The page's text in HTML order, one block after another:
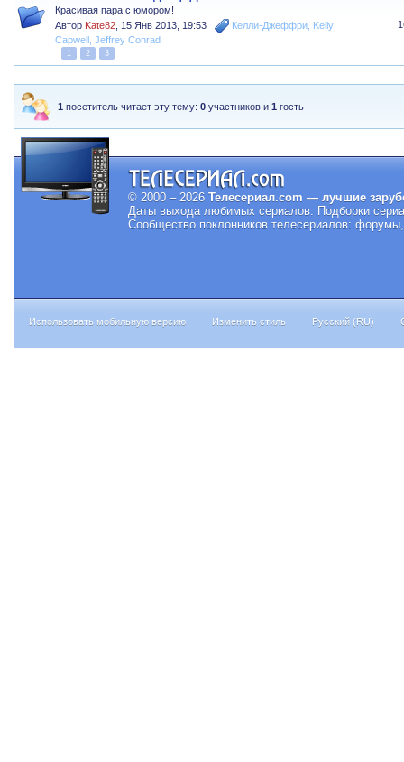
Красивая пара с юмором!
Автор Kate82 15 Янв 2013, 19:53 Келли-Джеффри Kelly
Capwell ,Jeffrey Conrad
1 2 3
1 посетитель читает эту тему:0 участников и1 гость
© 2000 – 2026 Телесериал.com — лучшие
Даты выхода любимых сериалов. Подборки
Сообщество поклонников телесериалов:
Использовать мобильную версию Изменить стиль Русский (RU)